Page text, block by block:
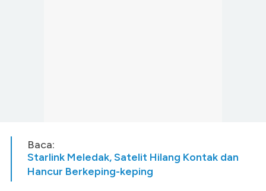
Baca:
Starlink Meledak, Satelit Hilang Kontak dan
Hancur Berkeping-keping